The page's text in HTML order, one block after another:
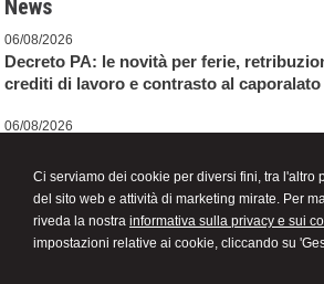
Ci serviamo dei cookie per diversi fini, tra l'altro
del sito web e attività di marketing mirate. Per
riveda la nostra informativa sulla privacy e sui
impostazioni relative ai cookie, cliccando su
News
06/08/2026
Decreto PA: le novità per ferie,
crediti di lavoro e contrasto al caporalato
06/08/2026
speciale e revisione delle cause di
Correzione errori contabili: una